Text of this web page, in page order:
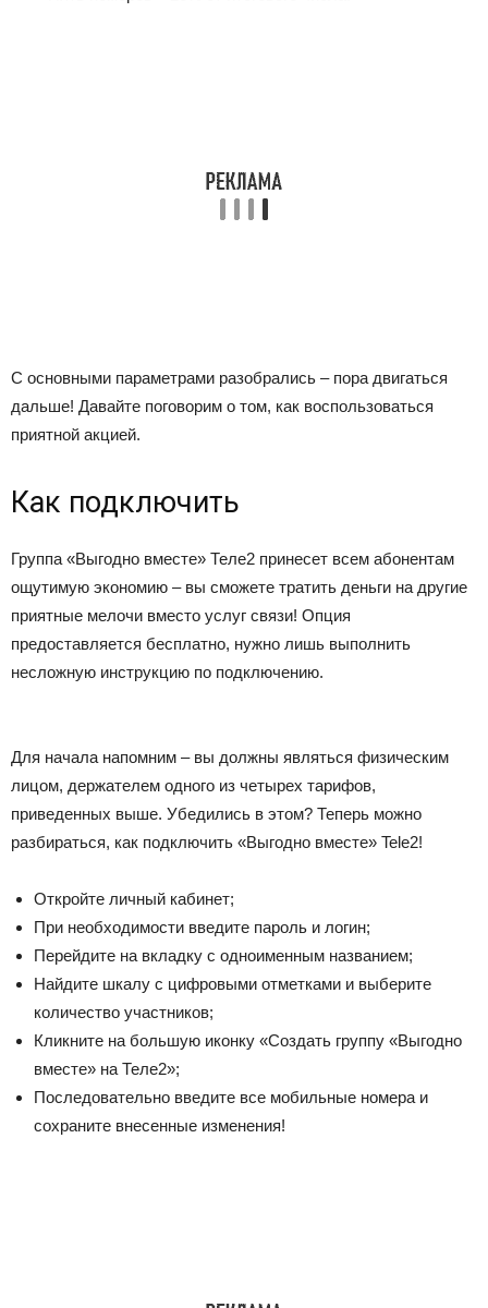
С основными параметрами разобрались – пора двигаться
дальше! Давайте поговорим о том, как воспользоваться
приятной акцией.
Как подключить
Группа «Выгодно вместе» Теле2 принесет всем абонентам
ощутимую экономию – вы сможете тратить деньги на другие
приятные мелочи вместо услуг связи! Опция
предоставляется бесплатно, нужно лишь выполнить
несложную инструкцию по подключению.
Для начала напомним – вы должны являться физическим
лицом, держателем одного из четырех тарифов,
приведенных выше. Убедились в этом? Теперь можно
разбираться, как подключить «Выгодно вместе» Tele2!
Откройте личный кабинет;
При необходимости введите пароль и логин;
Перейдите на вкладку с одноименным названием;
Найдите шкалу с цифровыми отметками и выберите
количество участников;
Кликните на большую иконку «Создать группу «Выгодно
вместе» на Теле2»;
Последовательно введите все мобильные номера и
сохраните внесенные изменения!